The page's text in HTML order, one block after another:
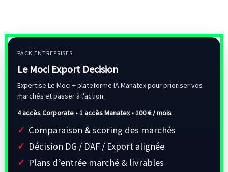
PACK ENTREPRISES
Le Moci Export Decision
Expertise Le Moci + plateforme IA Manatex pour prioriser vos
marchés et passer à l’action.
4 accès Corporate • 1 accès Manatex •100 € / mois
Comparaison & scoring des marchés
Décision DG / DAF / Export alignée
Plans d’entrée marché & livrables